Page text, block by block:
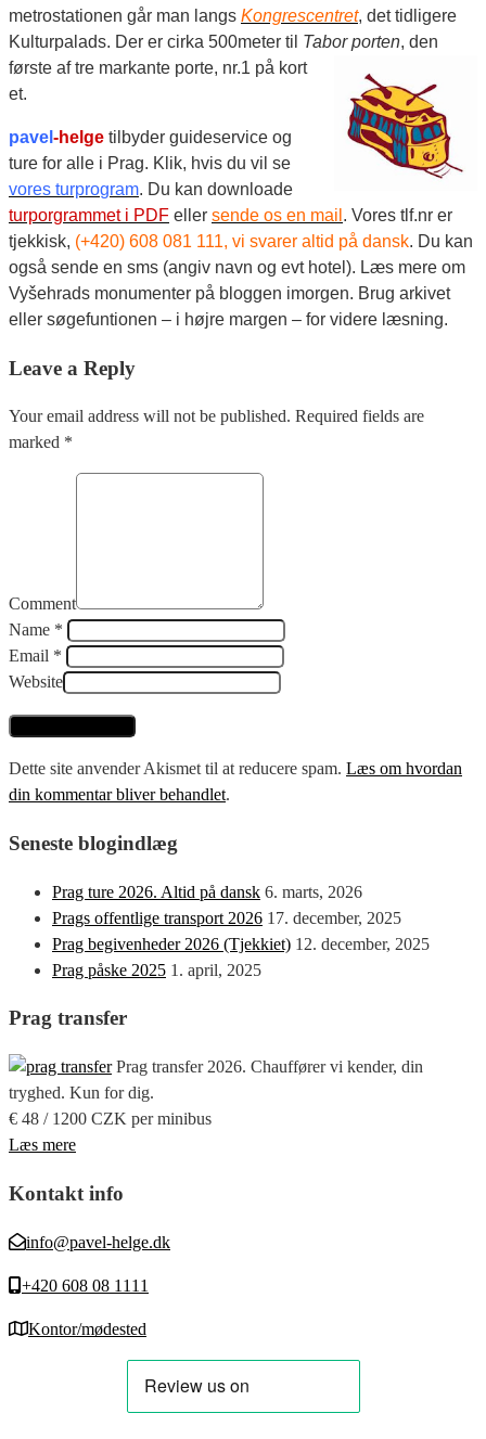
metrostationen går man langs Kongrescentret, det tidligere
Kul turpalads. Der er cirka 500meter til Tabor porten, den
første af tre markante porte, nr.1 på kort
et.
pavel -helge tilbyder guideservice og
ture for alle i Prag. Klik, hvis du vil se
vores turprogram. Du kan downloade
turporgrammet i PDF eller sende os en mail . Vores tlf.nr er
tjekkisk, (+420) 608 081 111, vi svarer altid på dansk. Du kan
også sende en sms (angiv navn og evt hotel). Læs mere om
Vyšehrads monumenter på bloggen imorgen. Brug arkivet
eller søgefuntionen – i højre margen – for videre læsning.
Leave a Reply
Your email address will not be published. Required fields are
marked *
Comment
Name *
Email *
Website
Dette site anvender Akismet til at reducere spam. Læs om hvordan
din kommentar bliver behandlet.
Seneste blogindlæg
Prag ture 2026. Altid på dansk 6. marts, 2026
Prags offentlige transport 2026 17. december, 2025
Prag begivenheder 2026 (Tjekkiet) 12. december, 2025
Prag påske 2025 1. april, 2025
Prag transfer
Prag transfer 2026. Chauffører vi kender, din
tryghed. Kun for dig.
€ 48 / 1200 CZK per minibus
Læs mere
Kontakt info
info@pavel-helge.dk
+420 608 08 1111
Kontor/mødested